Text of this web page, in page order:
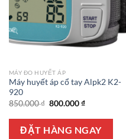
MÁY ĐO HUYẾT ÁP
Máy huyết áp cổ tay Alpk2 K2-
920
850.000₫ Giá
là:
850.000 ₫.
800.000₫Giá
tại
là:
800.000 ₫.
ĐẶT HÀNG NGAY